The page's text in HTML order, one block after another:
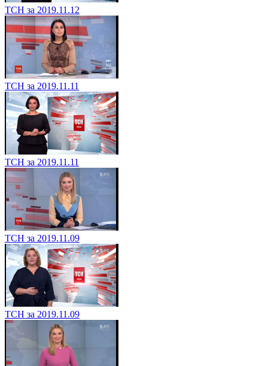
ТСН за 2019.11.12
ТСН за 2019.11.11
ТСН за 2019.11.11
ТСН за 2019.11.09
ТСН за 2019.11.09